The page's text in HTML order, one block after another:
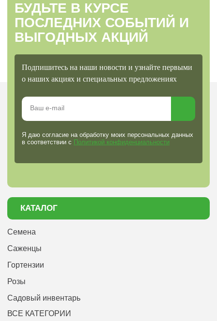
БУДЬТЕ В КУРСЕ
ПОСЛЕДНИХ СОБЫТИЙ И
ВЫГОДНЫХ АКЦИЙ
Подпишитесь на наши новости и узнайте первыми
о наших акциях и специальных предложениях
Я даю согласие на обработку моих персональных данных
в соответствии с Политикой конфиденциальности
КАТАЛОГ
Семена
Саженцы
Гортензии
Розы
Садовый инвентарь
ВСЕ КАТЕГОРИИ